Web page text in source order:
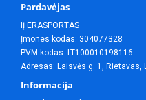
Pardavėjas
IĮ ERASPORTAS
Įmones kodas: 304077328
PVM kodas: LT100010198116
Adresas: Laisvės g. 1, Rietavas,
Informacija